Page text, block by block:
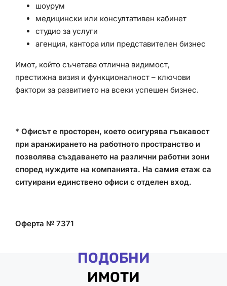
шоурум
медицински или консултативен кабинет
студио за услуги
агенция, кантора или представителен бизнес
Имот, който съчетава отлична видимост,
престижна визия и функционалност – ключови
фактори за развитието на всеки успешен бизнес.
* Офисът е просторен, което осигурява гъвкавост
при аранжирането на работното пространство и
позволява създаването на различни работни зони
според нуждите на компанията. На самия етаж са
ситуирани единствено офиси с отделен вход.
Оферта № 7371
ПОДОБНИ
ИМОТИ